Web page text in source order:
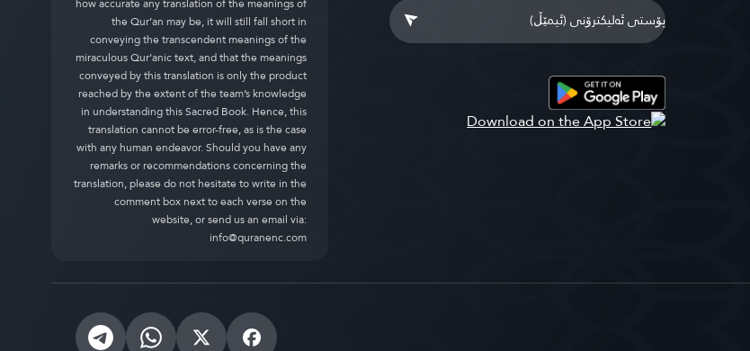
the Qur’an may be, it will still fall short in
conveying the transcendent meanings of the
miraculous Qur’anic text, and that the meanings
conveyed by this translation is only the product
reached by the extent of the team’s knowledge
in understanding this Sacred Book. Hence, this
translation cannot be error-free, as is the case
with any human endeavor. Should you have any
remarks or recommendations concerning the
translation, please do not hesitate to write in the
comment box next to each verse on the
website, or send us an email via:
info@quranenc.com